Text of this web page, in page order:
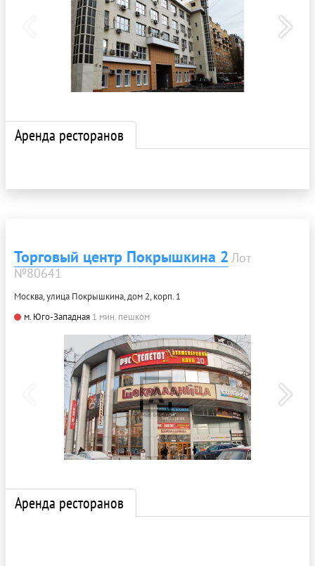
Аренда ресторанов
Торговый центр Покрышкина 2 Лот
№80641
Москва, улица Покрышкина, дом 2, корп. 1
м. Юго-Западная 1 мин. пешком
Аренда ресторанов